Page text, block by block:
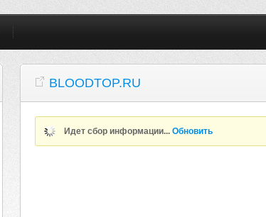
BLOODTOP.RU
Идет сбор информации...Обновить